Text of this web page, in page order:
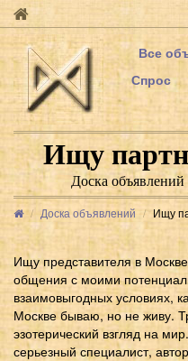
Все
Спрос
Ищу
Доска
Доска объявлений
Ищу
Ищу представителя в
общения с моими
взаимовыгодных условиях,
Москве бываю, но не живу.
эзотерический взгляд на
серьезный специалист,